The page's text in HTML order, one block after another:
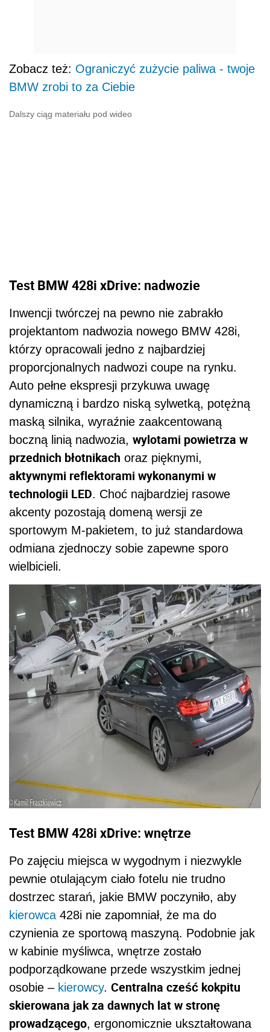
Zobacz też: Ograniczyć zużycie paliwa - twoje
BMW zrobi to za Ciebie
Dalszy ciąg materiału pod wideo
Test BMW 428i xDrive: nadwozie
Inwencji twórczej na pewno nie zabrakło
projektantom nadwozia nowego BMW 428i,
którzy opracowali jedno z najbardziej
proporcjonalnych nadwozi coupe na rynku.
Auto pełne ekspresji przykuwa uwagę
dynamiczną i bardzo niską sylwetką, potężną
maską silnika, wyraźnie zaakcentowaną
boczną linią nadwozia, wylotami powietrza w
przednich błotnikach oraz pięknymi,
aktywnymi reflektorami wykonanymi w
technologii LED. Choć najbardziej rasowe
akcenty pozostają domeną wersji ze
sportowym M-pakietem, to już standardowa
odmiana zjednoczy sobie zapewne sporo
wielbicieli.
Test BMW 428i xDrive: wnętrze
Po zajęciu miejsca w wygodnym i niezwykle
pewnie otulającym ciało fotelu nie trudno
dostrzec starań, jakie BMW poczyniło, aby
kierowca 428i nie zapomniał, że ma do
czynienia ze sportową maszyną. Podobnie jak
w kabinie myśliwca, wnętrze zostało
podporządkowane przede wszystkim jednej
osobie – kierowcy. Centralna cześć kokpitu
skierowana jak za dawnych lat w stronę
prowadzącego, ergonomicznie ukształtowana